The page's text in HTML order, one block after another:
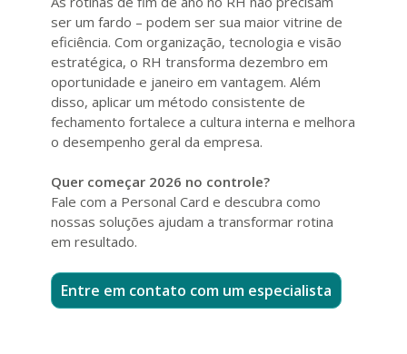
ser um fardo – podem ser sua maior vitrine de
eficiência. Com organização, tecnologia e visão
estratégica, o RH transforma dezembro em
oportunidade e janeiro em vantagem. Além
disso, aplicar um método consistente de
fechamento fortalece a cultura interna e melhora
o desempenho geral da empresa.
Quer começar 2026 no controle?
Fale com a Personal Card e descubra como
nossas soluções ajudam a transformar rotina
em resultado.
Entre em contato com um especialista